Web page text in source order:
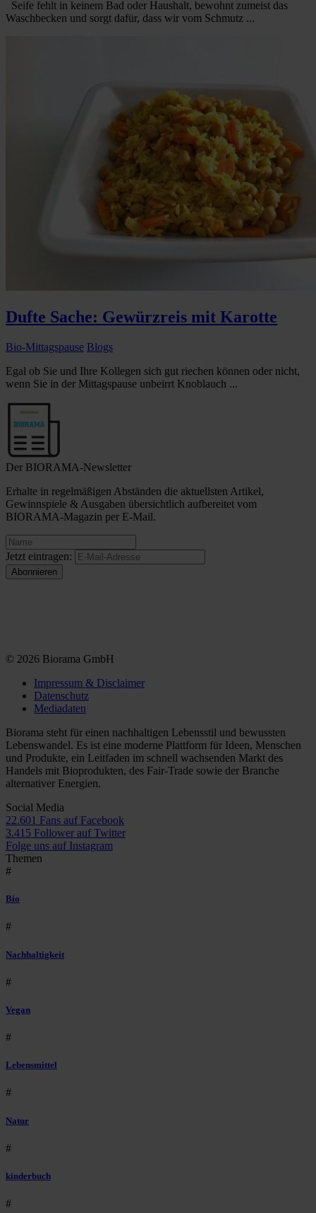
Seife fehlt in keinem Bad oder Haushalt, bewohnt zumeist das
Waschbecken und sorgt dafür, dass wir vom Schmutz ...
Dufte Sache: Gewürzreis mit Karotte
Bio-Mittagspause Blogs
Egal ob Sie und Ihre Kollegen sich gut riechen können oder nicht,
wenn Sie in der Mittagspause unbeirrt Knoblauch ...
Der BIORAMA-Newsletter
Erhalte in regelmäßigen Abständen die aktuellsten Artikel,
Gewinnspiele & Ausgaben übersichtlich aufbereitet vom
BIORAMA-Magazin per E-Mail.
Jetzt eintragen:
© 2026 Biorama GmbH
Impressum & Disclaimer
Datenschutz
Mediadaten
Biorama steht für einen nachhaltigen Lebensstil und bewussten
Lebenswandel. Es ist eine moderne Plattform für Ideen, Menschen
und Produkte, ein Leitfaden im schnell wachsenden Markt des
Handels mit Bioprodukten, des Fair-Trade sowie der Branche
alternativer Energien.
Social Media
22.601 Fans auf Facebook
3.415 Follower auf Twitter
Folge uns auf Instagram
Themen
#
Bio
#
Nachhaltigkeit
#
Vegan
#
Lebensmittel
#
Natur
#
kinderbuch
#